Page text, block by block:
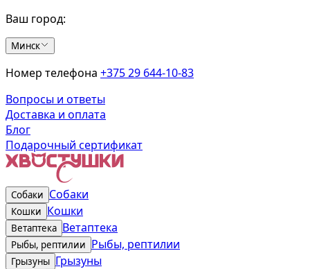
Ваш город:
Минск
Номер телефона +375 29 644-10-83
Вопросы и ответы
Доставка и оплата
Блог
Подарочный сертификат
Собаки Собаки
Кошки Кошки
Ветаптека Ветаптека
Рыбы, рептилии Рыбы, рептилии
Грызуны Грызуны